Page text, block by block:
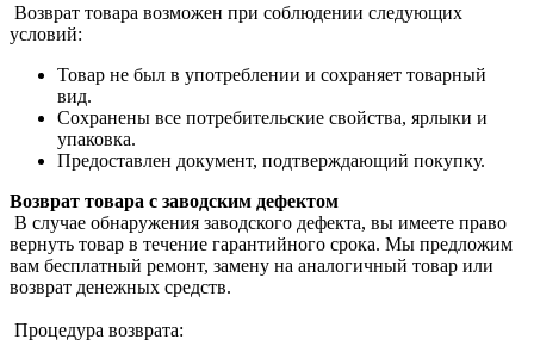
Возврат товара возможен при соблюдении следующих
условий:
Товар не был в употреблении и сохраняет товарный
вид.
Сохранены все потребительские свойства, ярлыки и
упаковка.
Предоставлен документ, подтверждающий покупку.
Возврат товара с заводским дефектом
В случае обнаружения заводского дефекта, вы имеете право
вернуть товар в течение гарантийного срока. Мы предложим
вам бесплатный ремонт, замену на аналогичный товар или
возврат денежных средств.
Процедура возврата: